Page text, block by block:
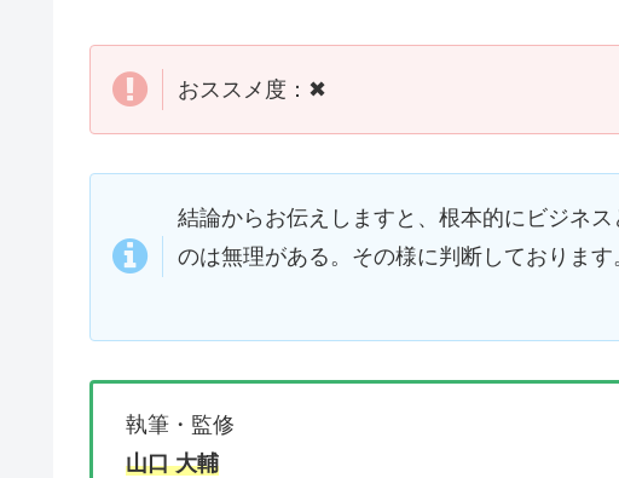
おススメ度：✖
結論からお伝えしますと、根本的にビジネ
のは無理がある。その様に判断しております
執筆・監修
山口 大輔